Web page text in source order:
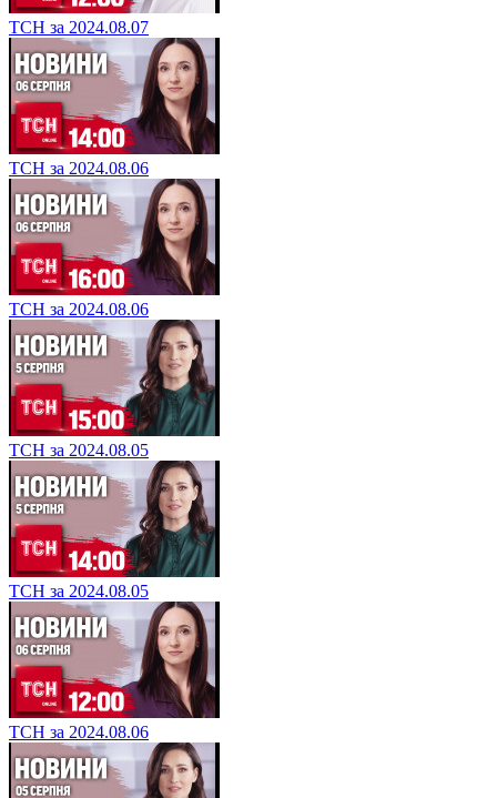
ТСН за 2024.08.07
ТСН за 2024.08.06
ТСН за 2024.08.06
ТСН за 2024.08.05
ТСН за 2024.08.05
ТСН за 2024.08.06